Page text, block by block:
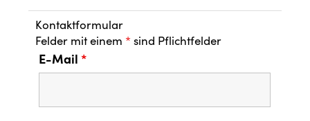
Kontaktformular
Felder mit einem * sind Pflichtfelder
E-Mail *